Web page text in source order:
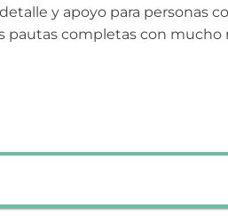
y apoyo para personas
pautas completas con mucho